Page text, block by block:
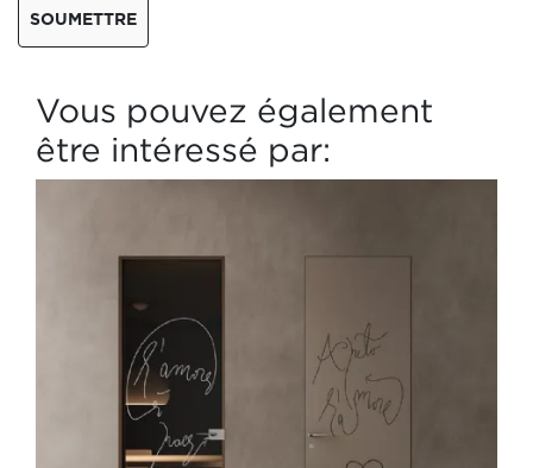
SOUMETTRE
Vous pouvez également
être intéressé par: